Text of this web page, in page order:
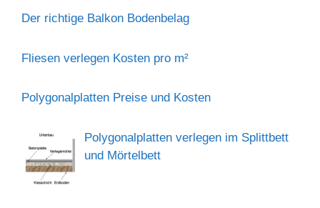
Der richtige Balkon Bodenbelag
Fliesen verlegen Kosten pro m²
Polygonalplatten Preise und Kosten
Polygonalplatten verlegen im Splittbett
und Mörtelbett